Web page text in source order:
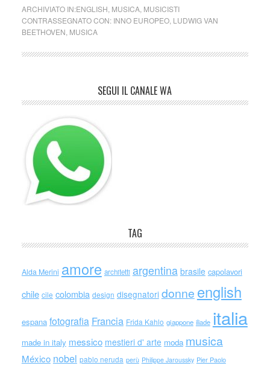
ARCHIVIATO IN:ENGLISH MUSICA, MUSICISTI
CONTRASSEGNATO CON: INNO EUROPEO, LUDWIG VAN
BEETHOVEN MUSICA
SEGUI IL CANALE WA
TAG
Alda Merini amore architetti argentina brasile capolavori
chile cile colombia design disegnatori donne english
espana fotografia Francia Frida Kahlo giappone iliade italia
made in italy messico mestieri d' arte moda musica
México nobel pablo neruda perù Philippe Jaroussky Pier Paolo